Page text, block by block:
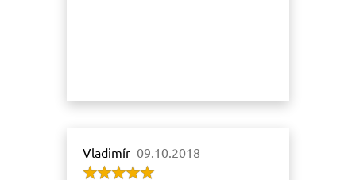
Vladimír 09.10.2018